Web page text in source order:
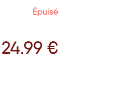
Épuisé
24.99 €